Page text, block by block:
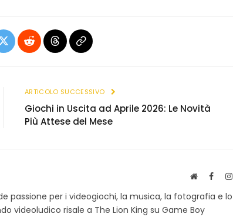
X
RedditThreadsCopia
ARTICOLO SUCCESSIVO
Giochi in Uscita ad Aprile 2026: Le Novità
Più Attese del Mese
S
t
o
F
c
I
passione per i videogiochi, la musica, la fotografia e lo
videoludico risale a The Lion King su Game Boy